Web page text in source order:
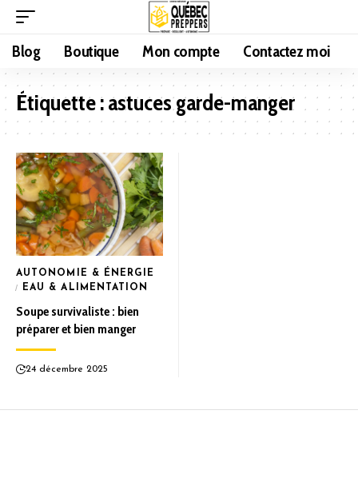
Blog Boutique Mon compte Contactez moi
Étiquette :astuces garde-manger
AUTONOMIE & ÉNERGIE
EAU & ALIMENTATION
Soupe survivaliste : bien
préparer et bien manger
24 décembre 2025